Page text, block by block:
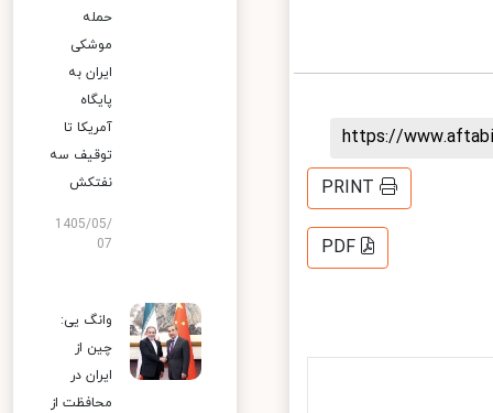
https://
PRINT
PDF
حمله
موشکی
ایران به
پایگاه
آمریکا تا
توقیف سه
نفتکش
1405/05/
07
وانگ یی:
چین از
ایران در
محافظت از